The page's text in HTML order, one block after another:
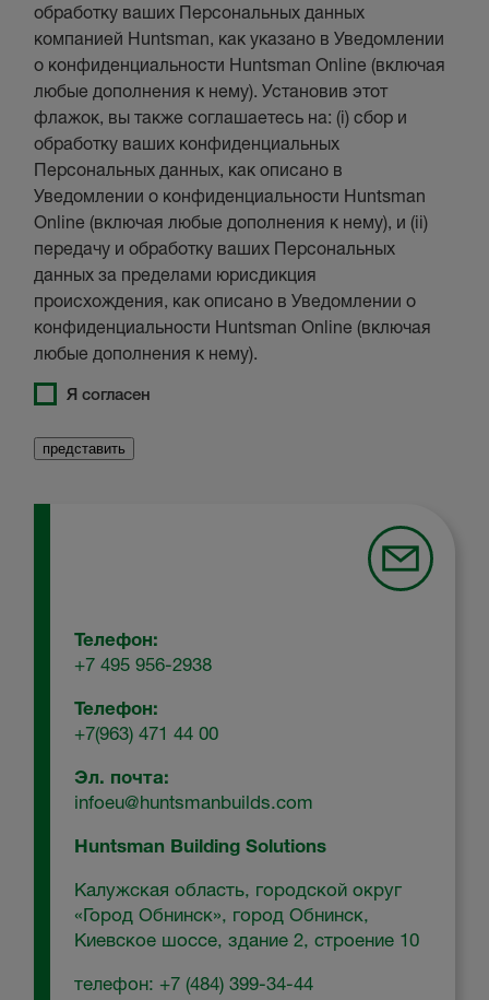
обработку ваших Персональных данных
компанией Huntsman, как указано в Уведомлении
о конфиденциальности Huntsman Online (включая
любые дополнения к нему). Установив этот
флажок, вы также соглашаетесь на: (i) сбор и
обработку ваших конфиденциальных
Персональных данных, как описано в
Уведомлении о конфиденциальности Huntsman
Online (включая любые дополнения к нему), и (ii)
передачу и обработку ваших Персональных
данных за пределами юрисдикция
происхождения, как описано в Уведомлении о
конфиденциальности Huntsman Online (включая
любые дополнения к нему).
Я согласен
Телефон:
+7 495 956-2938
Телефон:
+7(963) 471 44 00
Эл. почта:
infoeu@huntsmanbuilds.com
Huntsman Building Solutions
Калужская область, городской округ
«Город Обнинск», город Обнинск,
Киевское шоссе, здание 2, строение 10
телефон: +7 (484) 399-34-44